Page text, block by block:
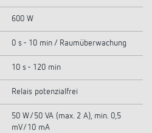
600 W
0 s - 10 min / Raumüberwachung
10 s - 120 min
Relais potenzialfrei
50 W/50 VA (max. 2 A), min. 0,5
mV/10 mA